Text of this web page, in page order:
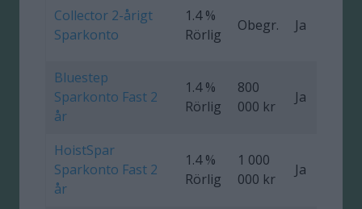
Collector 2-årigt
Sparkonto
1.4 %
Rörlig
Obegr. Ja
Bluestep
Sparkonto Fast 2
år
1.4 %
Rörlig
800
000 kr
Ja
HoistSpar
Sparkonto Fast 2
år
1.4 %
Rörlig
1 000
000 kr
Ja